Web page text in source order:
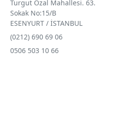
Turgut Özal Mahallesi. 63.
Sokak No:15/B
ESENYURT / İSTANBUL
(0212) 690 69 06
0506 503 10 66